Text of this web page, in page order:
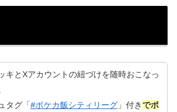
キとXアカウントの紐づけを随時おこなっ
タグ「#ポケカ飯シティリーグ」付きでポ